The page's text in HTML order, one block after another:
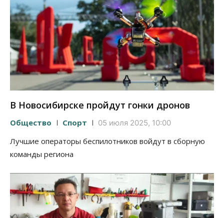
В Новосибирске пройдут гонки дронов
Общество Спорт 05 июля 2025, 10:00
Лучшие операторы беспилотников войдут в сборную
команды региона